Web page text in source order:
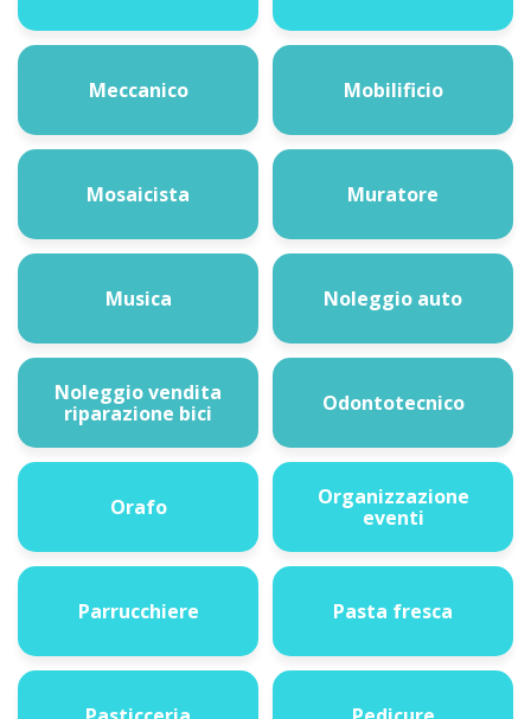
Meccanico Mobilificio
Mosaicista Muratore
Musica Noleggio auto
Noleggio vendita
riparazione bici
Odontotecnico
Orafo
Organizzazione
eventi
Parrucchiere Pasta fresca